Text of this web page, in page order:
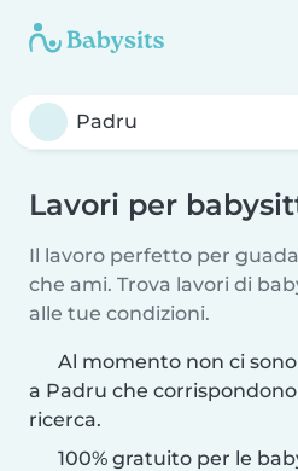
Lavori per
Il lavoro perfetto per
che ami. Trova lavori di
alle tue condizioni.
Al momento non ci
a Padru che
ricerca.
100% gratuito per le